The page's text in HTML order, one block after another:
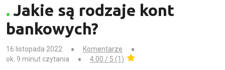
Jakie są rodzaje kont
bankowych?
16 listopada 2022
Komentarze
ok. 9 minut czytania
4.00 / 5 (1)